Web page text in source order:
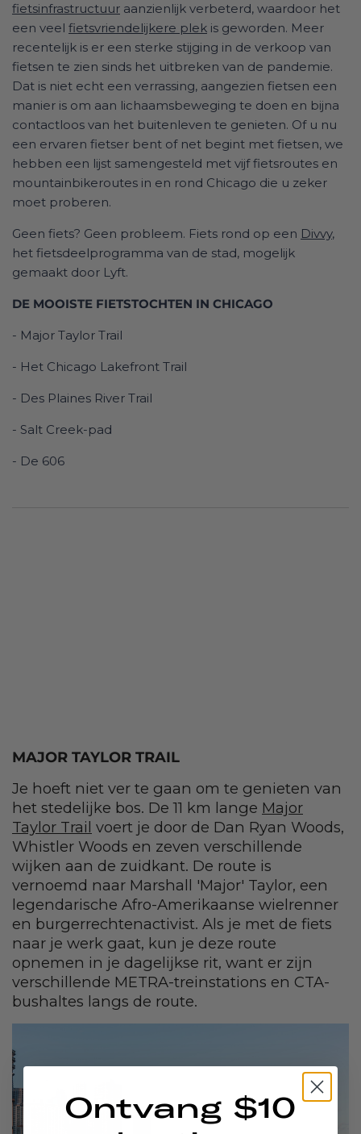
fietsinfrastructuur aanzienlijk verbeterd, waardoor het
een veel fietsvriendelijkere plek is geworden. Meer
recentelijk is er een sterke stijging in de verkoop van
fietsen te zien sinds het uitbreken van de pandemie.
Dat is niet echt een verrassing, aangezien fietsen een
manier is om aan lichaamsbeweging te doen en bijna
contactloos van het buitenleven te genieten. Of u nu
een ervaren fietser bent of net begint met fietsen, we
hebben een lijst samengesteld met vijf fietsroutes en
mountainbikeroutes in en rond Chicago die u zeker
moet proberen.
Geen fiets? Geen probleem. Fiets rond op een Divvy,
het fietsdeelprogramma van de stad, mogelijk
gemaakt door Lyft.
DE MOOISTE FIETSTOCHTEN IN CHICAGO
- Major Taylor Trail
- Het Chicago Lakefront Trail
- Des Plaines River Trail
- Salt Creek-pad
- De 606
MAJOR TAYLOR TRAIL
Je hoeft niet ver te gaan om te genieten van
het stedelijke bos. De 11 km lange Major
Taylor Trail voert je door de Dan Ryan Woods,
Whistler Woods en zeven verschillende
wijken aan de zuidkant. De route is
vernoemd naar Marshall 'Major' Taylor, een
legendarische Afro-Amerikaanse wielrenner
en burgerrechtenactivist. Als je met de fiets
naar je werk gaat, kun je deze route
opnemen in je dagelijkse rit, want er zijn
verschillende METRA-treinstations en CTA-
bushaltes langs de route.
Ontvang $10